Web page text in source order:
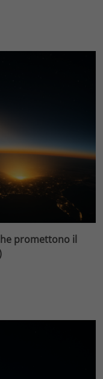
promettono il